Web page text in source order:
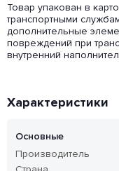
Товар упакован в
транспортными
дополнительные
повреждений при
внутренний
Характеристики
Основные
Производитель